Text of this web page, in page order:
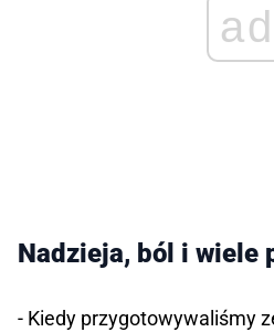
ad
Nadzieja, ból i wiele
- Kiedy przygotowywaliśmy